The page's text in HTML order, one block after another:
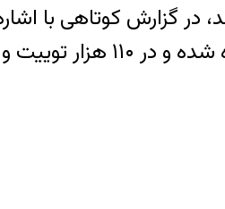
در گزارش کوتاهی با